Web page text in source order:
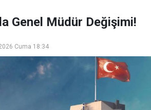
Genel Müdür Değişimi!
Cuma 18:34